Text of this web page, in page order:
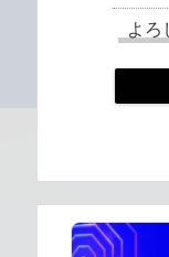
よろ